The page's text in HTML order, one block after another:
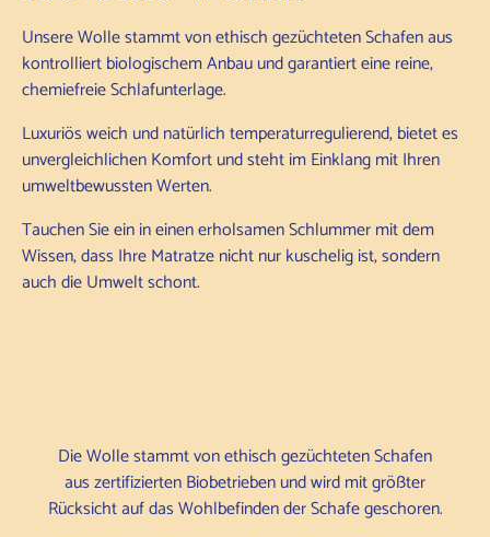
Unsere Wolle stammt von ethisch gezüchteten Schafen aus
kontrolliert biologischem Anbau und garantiert eine reine,
chemiefreie Schlafunterlage.
Luxuriös weich und natürlich temperaturregulierend, bietet es
unvergleichlichen Komfort und steht im Einklang mit Ihren
umweltbewussten Werten.
Tauchen Sie ein in einen erholsamen Schlummer mit dem
Wissen, dass Ihre Matratze nicht nur kuschelig ist, sondern
auch die Umwelt schont.
Die Wolle stammt von ethisch gezüchteten Schafen
aus zertifizierten Biobetrieben und wird mit größter
Rücksicht auf das Wohlbefinden der Schafe geschoren.